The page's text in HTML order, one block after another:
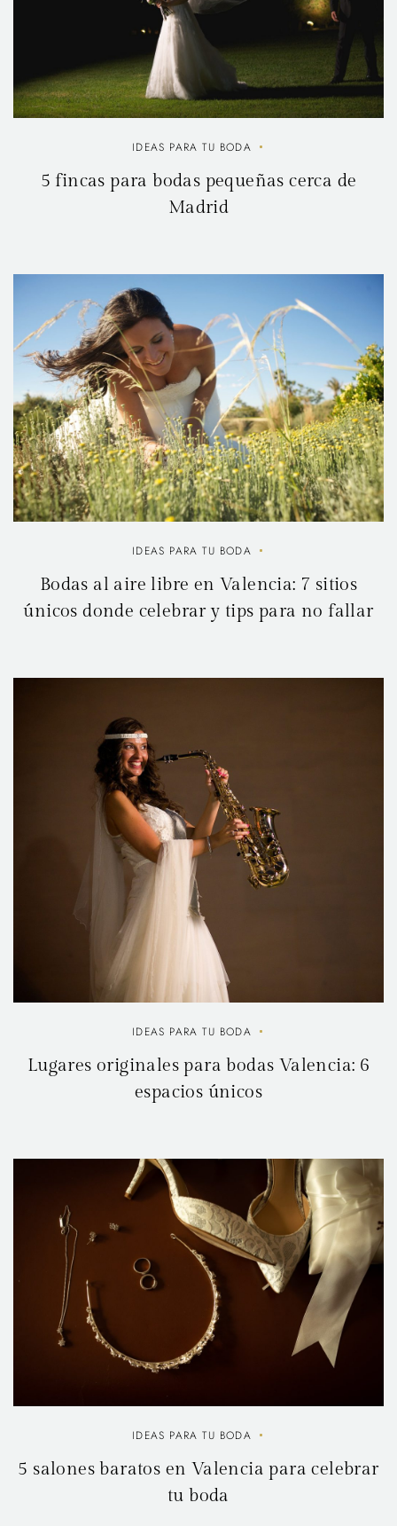
IDEAS PARA TU BODA
5 fincas para bodas pequeñas cerca de
Madrid
IDEAS PARA TU BODA
Bodas al aire libre en Valencia: 7 sitios
únicos donde celebrar y tips para no fallar
IDEAS PARA TU BODA
Lugares originales para bodas Valencia: 6
espacios únicos
IDEAS PARA TU BODA
5 salones baratos en Valencia para celebrar
tu boda